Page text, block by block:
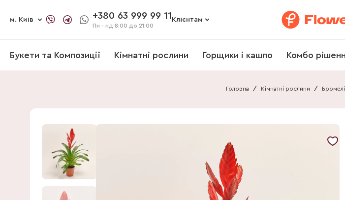
м. Київ +380 63 999 99 11
Пн - нд 8:00 до 21:00
Клієнтам
Букети та Композиції Кімнатні рослини Горщики і кашпо Комбо
Головна / Кімнатні рослини /